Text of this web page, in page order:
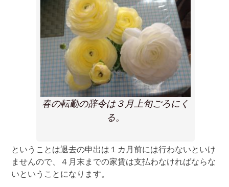
春の転勤の辞令は３月上旬ごろにく
る。
ということは退去の申出は１カ月前には行わないといけ
ませんので、４月末までの家賃は支払わなければならな
いということになります。